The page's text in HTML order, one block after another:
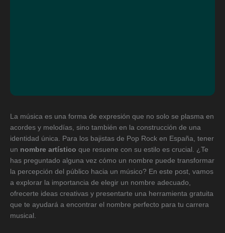
La música es una forma de expresión que no solo se plasma en
acordes y melodías, sino también en la construcción de una
identidad única. Para los bajistas de Pop Rock en España, tener
un nombre artístico que resuene con su estilo es crucial. ¿Te
has preguntado alguna vez cómo un nombre puede transformar
la percepción del público hacia un músico? En este post, vamos
a explorar la importancia de elegir un nombre adecuado,
ofrecerte ideas creativas y presentarte una herramienta gratuita
que te ayudará a encontrar el nombre perfecto para tu carrera
musical.